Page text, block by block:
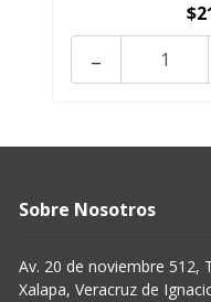
-
Sobre Nosotros
Av. 20 de noviembre 512,
Xalapa, Veracruz de